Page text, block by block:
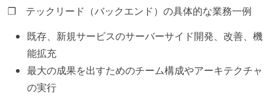
❐ テックリード（バックエンド）の具体的な業務一例
既存、新規サービスのサーバーサイド開発、改善、機
能拡充
最大の成果を出すためのチーム構成やアーキテクチャ
の実行